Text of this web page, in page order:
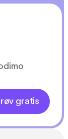
gratis